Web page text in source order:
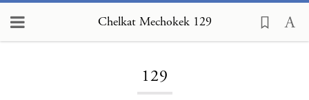
Chelkat Mechokek 129
129